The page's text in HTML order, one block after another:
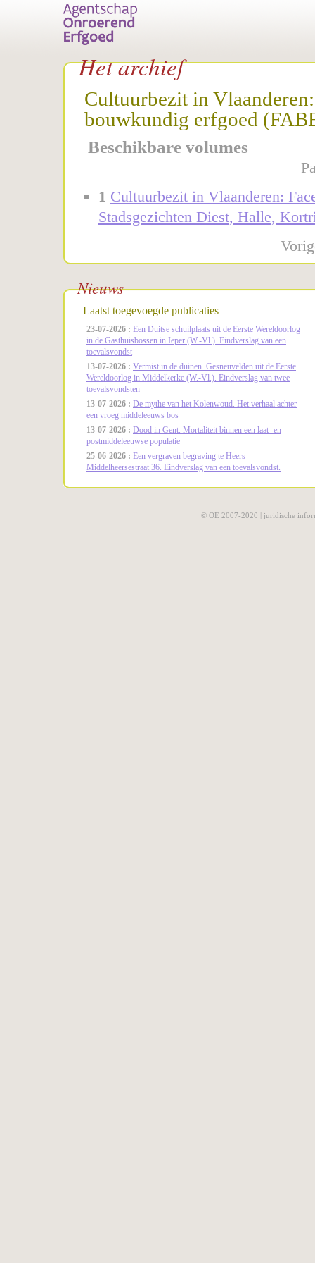
Het archief
Cultuurbezit in
bouwkundig erfgoed
Beschikbare volumes
1 Cultuurbezit in Vlaanderen:
Stadsgezichten Diest, Halle,
Nieuws
Laatst toegevoegde publicaties
23-07-2026 : Een Duitse schuilplaats uit de Eerste Wereldoorlog
in de Gasthuisbossen in Ieper (W.-Vl.). Eindverslag van een
toevalsvondst
13-07-2026 : Vermist in de duinen. Gesneuvelden uit de Eerste
Wereldoorlog in Middelkerke (W.-Vl.). Eindverslag van twee
toevalsvondsten
13-07-2026 : De mythe van het Kolenwoud. Het verhaal achter
een vroeg middeleeuws bos
13-07-2026 : Dood in Gent. Mortaliteit binnen een laat- en
postmiddeleeuwse populatie
25-06-2026 : Een vergraven begraving te Heers
Middelheersestraat 36. Eindverslag van een toevalsvondst.
© OE 2007-2020 | juridische